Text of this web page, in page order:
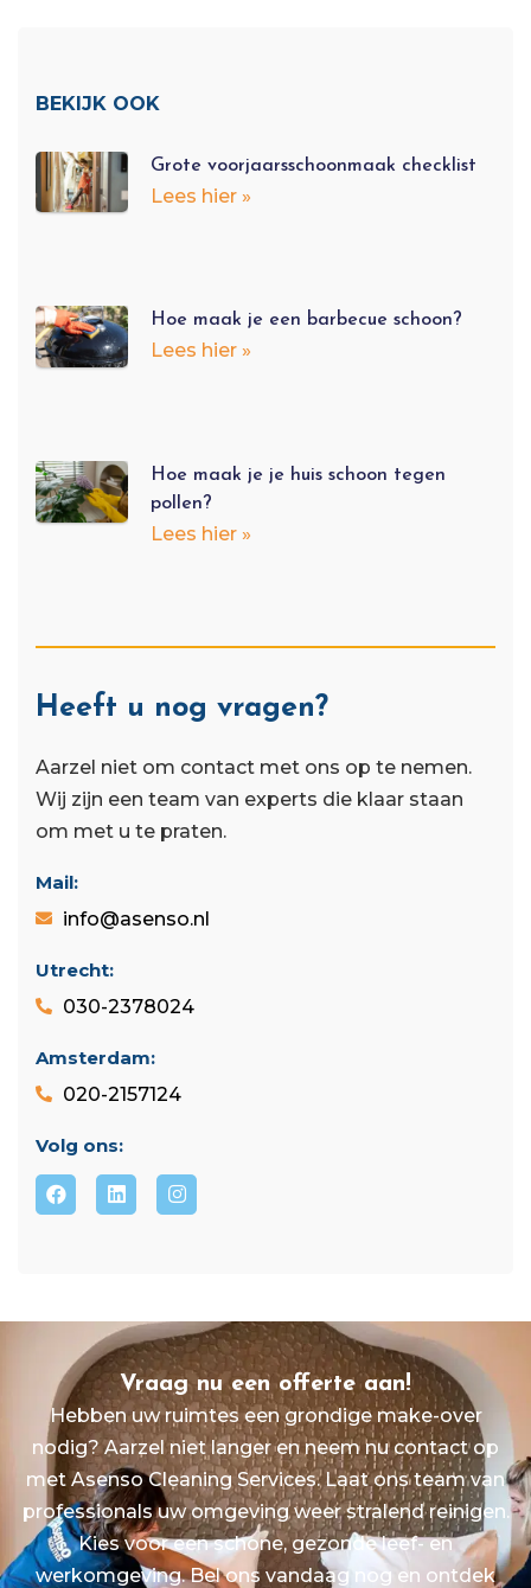
BEKIJK OOK
Grote voorjaarsschoonmaak checklist
Lees hier »
Hoe maak je een barbecue schoon?
Lees hier »
Hoe maak je je huis schoon tegen
pollen?
Lees hier »
Heeft u nog vragen?
Aarzel niet om contact met ons op te nemen.
Wij zijn een team van experts die klaar staan ​​
om met u te praten.
Mail:
info@asenso.nl
Utrecht:
030-2378024
Amsterdam:
020-2157124
Volg ons:
Vraag nu een offerte aan!
Hebben uw ruimtes een grondige make-over
nodig? Aarzel niet langer en neem nu contact op
met Asenso Cleaning Services. Laat ons team van
professionals uw omgeving weer stralend reinigen.
Kies voor een schone, gezonde leef- en
werkomgeving. Bel ons vandaag nog en ontdek